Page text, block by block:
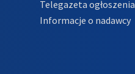
Telegazeta ogłoszenia
Informacje o nadawcy